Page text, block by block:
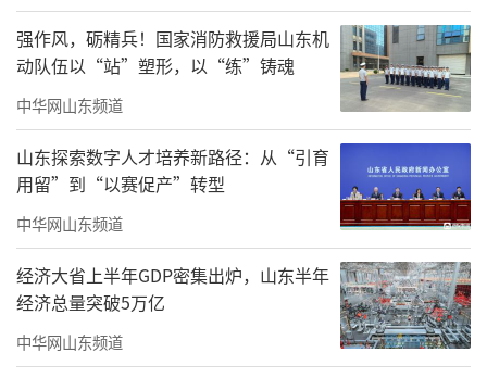
强作风，砺精兵！国家消防救援局山东机
动队伍以“站”塑形，以“练”铸魂
中华网山东频道
山东探索数字人才培养新路径：从“引育
用留”到“以赛促产”转型
中华网山东频道
经济大省上半年GDP密集出炉，山东半年
经济总量突破5万亿
中华网山东频道